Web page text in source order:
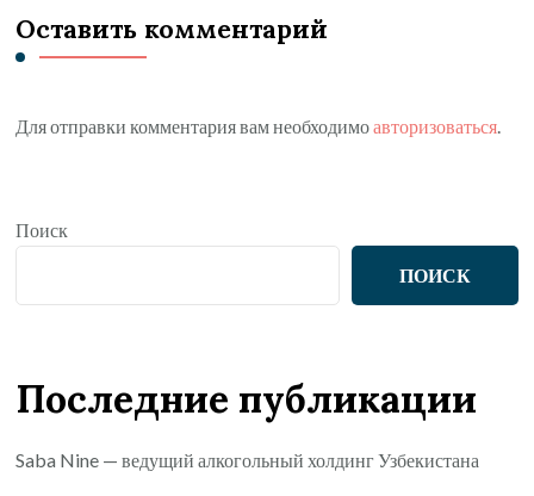
Оставить комментарий
Для отправки комментария вам необходимоавторизоваться
Поиск
ПОИСК
Последние публикации
Saba Nine — ведущий алкогольный холдинг Узбекистана